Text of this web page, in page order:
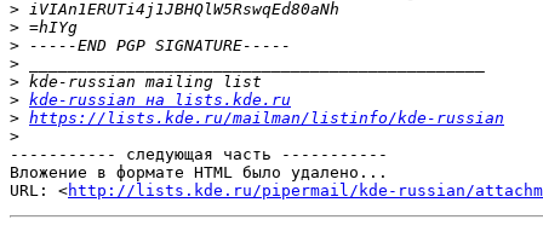
>
>
>
>
>
> kde-russian на lists.kde.ru
> https://lists.kde.ru/mailman/listinfo/kde-russian
>
----------- следующая часть -----------
Вложение в формате HTML было удалено...
URL: <http://lists.kde.ru/pipermail/kde-russian/